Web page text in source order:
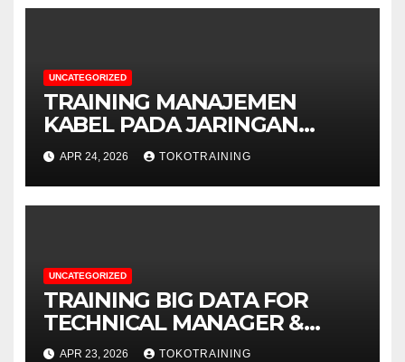
UNCATEGORIZED
TRAINING MANAJEMEN
KABEL PADA JARINGAN
TELEKOMUNIKASI
APR 24, 2026 TOKOTRAINING
UNCATEGORIZED
TRAINING BIG DATA FOR
TECHNICAL MANAGER &
DECISION MAKERS
APR 23, 2026 TOKOTRAINING